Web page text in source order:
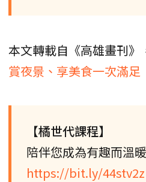
本文轉載自《高雄畫刊》
賞夜景、享美食一次滿足
【橘世代課程】
陪伴您成為有趣而溫
https://bit.ly/44stv2z